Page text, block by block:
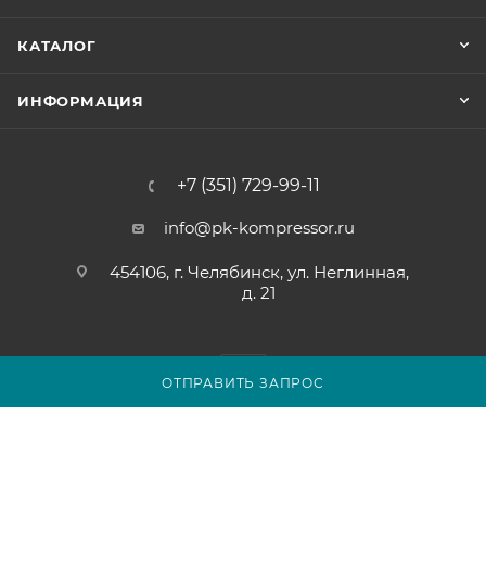
ОТПРАВИТЬ ЗАПРОС
КАТАЛОГ
ИНФОРМАЦИЯ
+7 (351) 729-99-11
info@pk-kompressor.ru
454106, г. Челябинск, ул. Неглинная,
д. 21